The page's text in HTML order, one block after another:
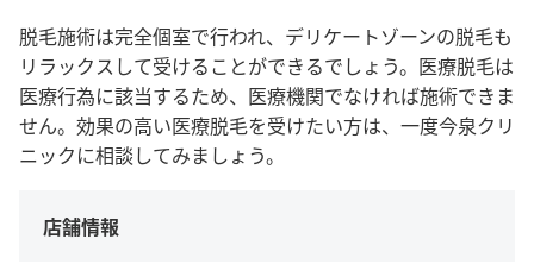
脱毛施術は完全個室で行われ、デリケートゾーンの脱毛も
リラックスして受けることができるでしょう。医療脱毛は
医療行為に該当するため、医療機関でなければ施術できま
せん。効果の高い医療脱毛を受けたい方は、一度今泉クリ
ニックに相談してみましょう。
店舗情報